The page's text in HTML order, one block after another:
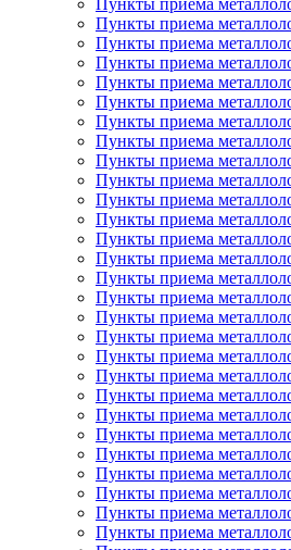
Пункты приема
Пункты приема
Пункты приема
Пункты приема
Пункты приема
Пункты приема
Пункты приема
Пункты приема
Пункты приема
Пункты приема
Пункты приема
Пункты приема
Пункты приема
Пункты приема
Пункты приема
Пункты приема
Пункты приема
Пункты приема
Пункты приема
Пункты приема
Пункты приема
Пункты приема
Пункты приема
Пункты приема
Пункты приема
Пункты приема
Пункты приема
Пункты приема